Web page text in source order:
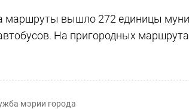
маршруты вышло 272 единицы
На пригородных
мэрии города